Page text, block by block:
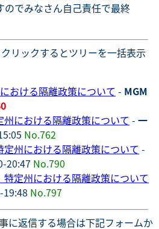
のでみなさん自己責任で最終
リックするとツリーを一括表示
おける隔離政策について - MGM
州における隔離政策について - 一
No.762
定州における隔離政策について -
20:47 No.790
特定州における隔離政策について
No.797
に返信する場合は下記フォームか